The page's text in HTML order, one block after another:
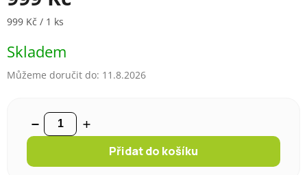
Měrná cena:
999 Kč / 1 ks
Skladem
Můžeme doručit do: 11.8.2026
Přidat do košíku